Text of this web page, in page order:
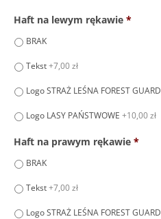
Haft na lewym rękawie *
BRAK
Tekst+7,00 zł
Logo STRAŻ LEŚNA FOREST GUARD
Logo LASY PAŃSTWOWE +10,00 zł
Haft na prawym rękawie *
BRAK
Tekst+7,00 zł
Logo STRAŻ LEŚNA FOREST GUARD